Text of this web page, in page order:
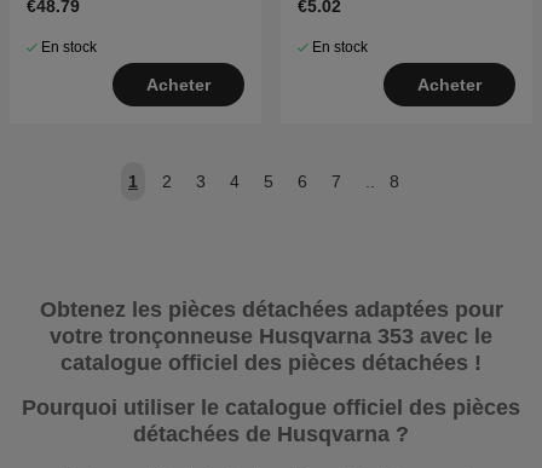
€48.79
En stock
Acheter
€5.02
En stock
Acheter
1 2 3 4 5 6 7 .. 8
Obtenez les pièces détachées adaptées pour
votre tronçonneuse Husqvarna 353 avec le
catalogue officiel des pièces détachées !
Pourquoi utiliser le catalogue officiel des pièces
détachées de Husqvarna ?